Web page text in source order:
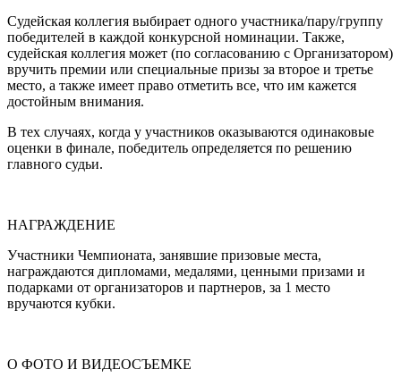
Судейская коллегия выбирает одного участника/пару/группу
победителей в каждой конкурсной номинации. Также,
судейская коллегия может (по согласованию с Организатором)
вручить премии или специальные призы за второе и третье
место, а также имеет право отметить все, что им кажется
достойным внимания.
В тех случаях, когда у участников оказываются одинаковые
оценки в финале, победитель определяется по решению
главного судьи.
НАГРАЖДЕНИЕ
Участники Чемпионата, занявшие призовые места,
награждаются дипломами, медалями, ценными призами и
подарками от организаторов и партнеров, за 1 место
вручаются кубки.
О ФОТО И ВИДЕОСЪЕМКЕ